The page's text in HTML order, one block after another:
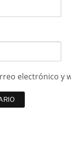
electrónico y